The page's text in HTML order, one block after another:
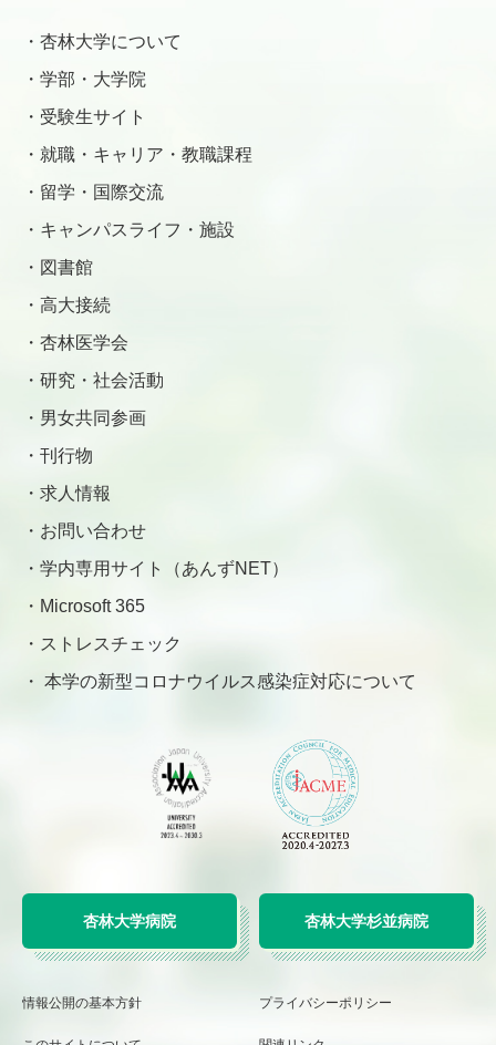
杏林大学について
学部・大学院
受験生サイト
就職・キャリア・教職課程
留学・国際交流
キャンパスライフ・施設
図書館
高大接続
杏林医学会
研究・社会活動
男女共同参画
刊行物
求人情報
お問い合わせ
学内専用サイト（あんずNET）
Microsoft 365
ストレスチェック
本学の新型コロナウイルス感染症対応について
杏林大学病院 杏林大学杉並病院
情報公開の基本方針 プライバシーポリシー